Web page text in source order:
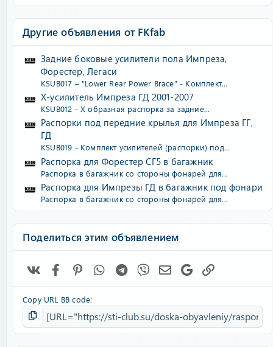
Другие объявления от FKfab
Задние боковые усилители пола Импреза,
Форестер, Легаси
KSUB017 – "Lower Rear Power Brace" - Комплект...
Х-усилитель Импреза ГД 2001-2007
KSUB012 - Х образная распорка за задние...
Распорки под передние крылья для Импреза ГГ,
ГД
KSUB019 - Комплект усилителей (распорки) под...
Распорка для Форестер СГ5 в багажник
Распорка в багажник со стороны фонарей для...
Распорка для Импрезы ГД в багажник под фонари
Распорка в багажник со стороны фонарей для...
Поделиться этим объявлением
FacebookPinterestWhatsAppTelegram
Viber Электронная почта
Google
Copy URL BB code